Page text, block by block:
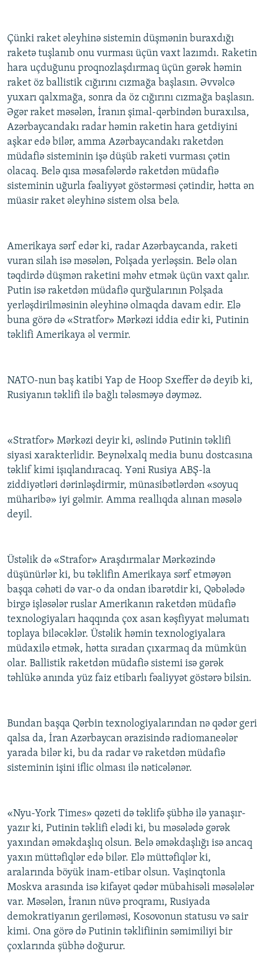
Çünki raket əleyhinə sistemin düşmənin buraxdığı
raketə tuşlanıb onu vurması üçün vaxt lazımdı. Raketin
hara uçduğunu proqnozlaşdırmaq üçün gərək həmin
raket öz ballistik cığırını cızmağa başlasın. Əvvəlcə
yuxarı qalxmağa, sonra da öz cığırını cızmağa başlasın.
Əgər raket məsələn, İranın şimal-qərbindən buraxılsa,
Azərbaycandakı radar həmin raketin hara getdiyini
aşkar edə bilər, amma Azərbaycandakı raketdən
müdafiə sisteminin işə düşüb raketi vurması çətin
olacaq. Belə qısa məsafələrdə raketdən müdafiə
sisteminin uğurla fəaliyyət göstərməsi çətindir, hətta ən
müasir raket əleyhinə sistem olsa belə.
Amerikaya sərf edər ki, radar Azərbaycanda, raketi
vuran silah isə məsələn, Polşada yerləşsin. Belə olan
təqdirdə düşmən raketini məhv etmək üçün vaxt qalır.
Putin isə raketdən müdafiə qurğularının Polşada
yerləşdirilməsinin əleyhinə olmaqda davam edir. Elə
buna görə də «Stratfor» Mərkəzi iddia edir ki, Putinin
təklifi Amerikaya əl vermir.
NATO-nun baş katibi Yap de Hoop Sxeffer də deyib ki,
Rusiyanın təklifi ilə bağlı tələsməyə dəyməz.
«Stratfor» Mərkəzi deyir ki, əslində Putinin təklifi
siyasi xarakterlidir. Beynəlxalq media bunu dostcasına
təklif kimi işıqlandıracaq. Yəni Rusiya ABŞ-la
ziddiyətləri dərinləşdirmir, münasibətlərdən «soyuq
müharibə» iyi gəlmir. Amma reallıqda alınan məsələ
deyil.
Üstəlik də «Strafor» Araşdırmalar Mərkəzində
düşünürlər ki, bu təklifin Amerikaya sərf etməyən
başqa cəhəti də var-o da ondan ibarətdir ki, Qəbələdə
birgə işləsələr ruslar Amerikanın raketdən müdafiə
texnologiyaları haqqında çox asan kəşfiyyat məlumatı
toplaya biləcəklər. Üstəlik həmin texnologiyalara
müdaxilə etmək, hətta sıradan çıxarmaq da mümkün
olar. Ballistik raketdən müdafiə sistemi isə gərək
təhlükə anında yüz faiz etibarlı fəaliyyət göstərə bilsin.
Bundan başqa Qərbin texnologiyalarından nə qədər geri
qalsa da, İran Azərbaycan ərazisində radiomaneələr
yarada bilər ki, bu da radar və raketdən müdafiə
sisteminin işini iflic olması ilə nəticələnər.
«Nyu-York Times» qəzeti də təklifə şübhə ilə yanaşır-
yazır ki, Putinin təklifi elədi ki, bu məsələdə gərək
yaxından əməkdaşlıq olsun. Belə əməkdaşlığı isə ancaq
yaxın müttəfiqlər edə bilər. Elə müttəfiqlər ki,
aralarında böyük inam-etibar olsun. Vaşinqtonla
Moskva arasında isə kifayət qədər mübahisəli məsələlər
var. Məsələn, İranın nüvə proqramı, Rusiyada
demokratiyanın geriləməsi, Kosovonun statusu və sair
kimi. Ona görə də Putinin təklifiinin səmimiliyi bir
çoxlarında şübhə doğurur.